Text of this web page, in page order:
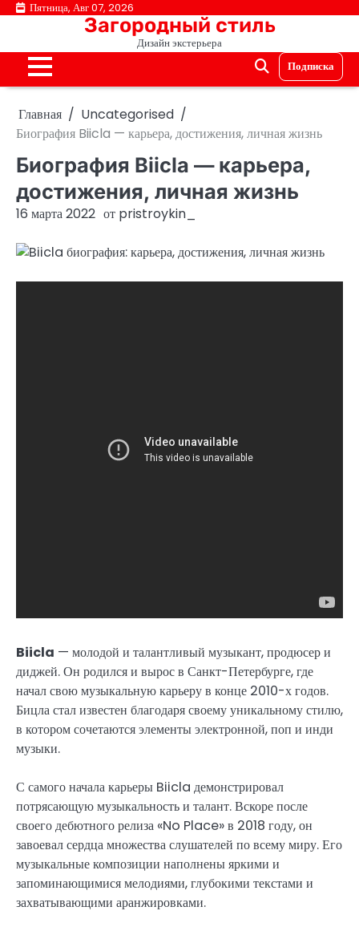
ПерейтиПятница, Авг 07, 2026
Загородный стиль
Дизайн экстерьера
Подписка
Главная
Uncategorised
Биография Biicla — карьера, достижения, личная жизнь
Биография Biicla — карьера,
достижения, личная жизнь
16 марта 2022 от pristroykin_
Biicla — молодой и талантливый музыкант, продюсер и
диджей. Он родился и вырос в Санкт-Петербурге, где
начал свою музыкальную карьеру в конце 2010-х годов.
Бицла стал известен благодаря своему уникальному стилю,
в котором сочетаются элементы электронной, поп и инди
музыки.
С самого начала карьеры Biicla демонстрировал
потрясающую музыкальность и талант. Вскоре после
своего дебютного релиза «No Place» в 2018 году, он
завоевал сердца множества слушателей по всему миру. Его
музыкальные композиции наполнены яркими и
запоминающимися мелодиями, глубокими текстами и
захватывающими аранжировками.